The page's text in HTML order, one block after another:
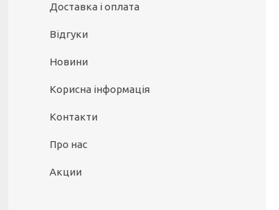
Доставка і оплата
Відгуки
Новини
Корисна інформація
Контакти
Про нас
Акции